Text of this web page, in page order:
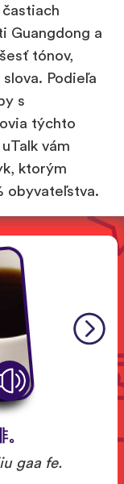
Guangdong a
tónov,
Podieľa
s
týchto
vám
ktorým
obyvateľstva.
gaa fe.